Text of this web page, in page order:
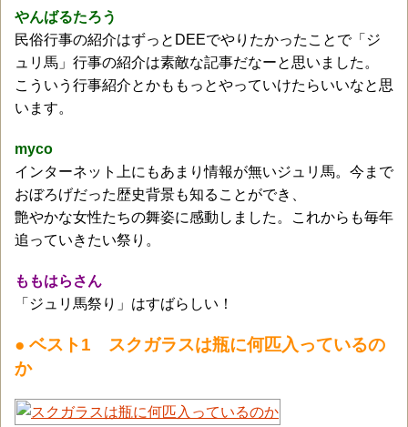
やんばるたろう
民俗行事の紹介はずっとDEEでやりたかったことで「ジ
ュリ馬」行事の紹介は素敵な記事だなーと思いました。
こういう行事紹介とかももっとやっていけたらいいなと思
います。
myco
インターネット上にもあまり情報が無いジュリ馬。今まで
おぼろげだった歴史背景も知ることができ、
艶やかな女性たちの舞姿に感動しました。これからも毎年
追っていきたい祭り。
ももはらさん
「ジュリ馬祭り」はすばらしい！
● ベスト1 スクガラスは瓶に何匹入っているの
か